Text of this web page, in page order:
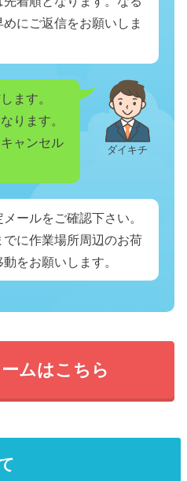
めにご返信をお願いしま
ダイキチ
ます。
ります。
ャンセル
ールをご確認下さい。
でに作業場所周辺のお荷
をお願いします。
ムはこちら